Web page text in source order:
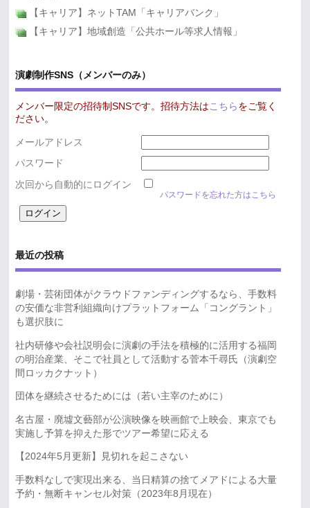
【キャリア】ネットTAM「キャリアバンク」
【キャリア】地域創造「公共ホール等求人情報」
演劇制作SNS（メンバーのみ）
メンバー限定の招待制SNSです。招待方法は こちら をご覧く
ださい。
メールアドレス
パスワード
次回から自動的にログイン
パスワードを忘れた方はこちら
最近の投稿
劇場・芸術団体がクラウドファンディングするなら、手数料
の安価な非営利組織向けプラットフォーム「コングラント」
も選択肢に
社内研修や会社説明会に演劇の手法を積極的に活用する福岡
の明治産業、そこで社員として活動する菅本千尋氏（演劇空
間ロッカクナット）
団体を継続させるためには（若い主宰のために）
名古屋・廃墟文藝部が公演映像を映画館で上映会、東京でも
実施し予算を抑えた形でツアー希望に応える
【2024年5月更新】見切れを起こさない
手数料なしで実現出来る、当日精算の捨てメアドによる大量
予約・無断キャンセル対策（2023年8月現在）